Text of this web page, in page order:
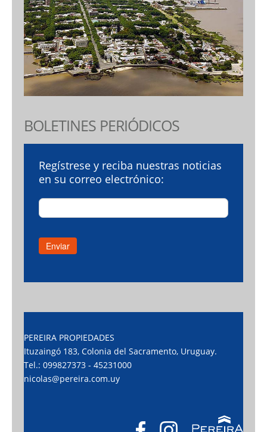
BOLETINES PERIÓDICOS
Regístrese y reciba nuestras noticias
en su correo electrónico:
PEREIRA PROPIEDADES
Ituzaingó 183, Colonia del Sacramento, Uruguay.
Tel.: 099827373 - 45231000
nicolas@pereira.com.uy